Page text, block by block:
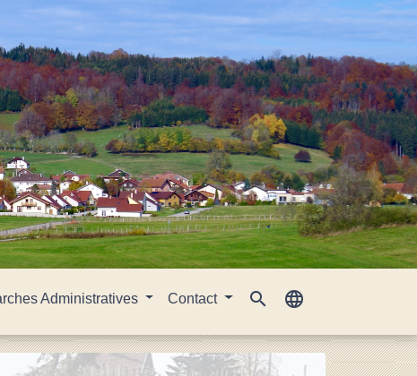
Administratives Contact search language